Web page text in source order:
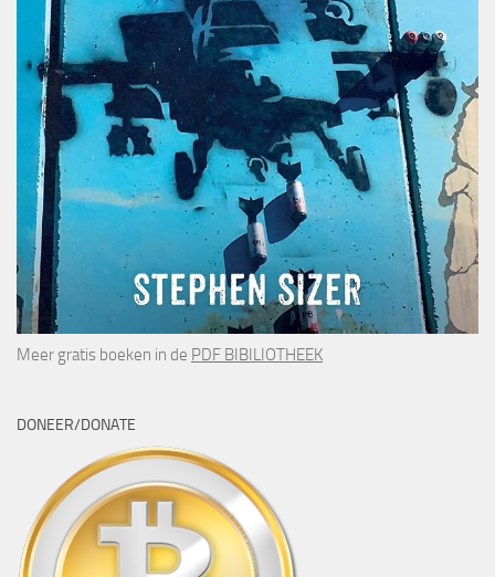
Meer gratis boeken in de PDF BIBILIOTHEEK
DONEER/DONATE